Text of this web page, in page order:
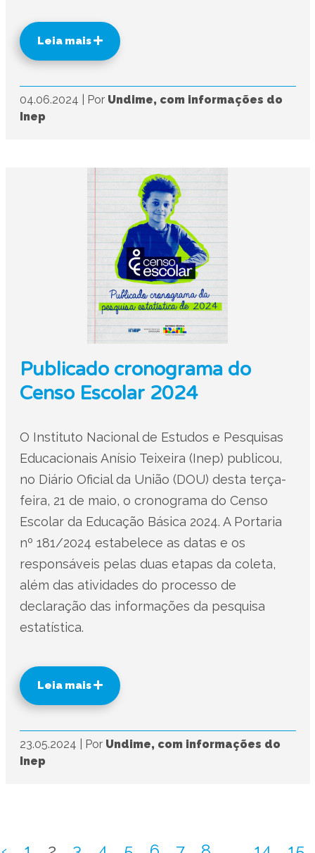
Leia mais
04.06.2024 Por Undime, com informações do
Inep
Publicado cronograma do
Censo Escolar 2024
O Instituto Nacional de Estudos e Pesquisas
Educacionais Anísio Teixeira (Inep) publicou,
no Diário Oficial da União (DOU) desta terça-
feira, 21 de maio, o cronograma do Censo
Escolar da Educação Básica 2024. A Portaria
nº 181/2024 estabelece as datas e os
responsáveis pelas duas etapas da coleta,
além das atividades do processo de
declaração das informações da pesquisa
estatística.
Leia mais
23.05.2024 Por Undime, com informações do
Inep